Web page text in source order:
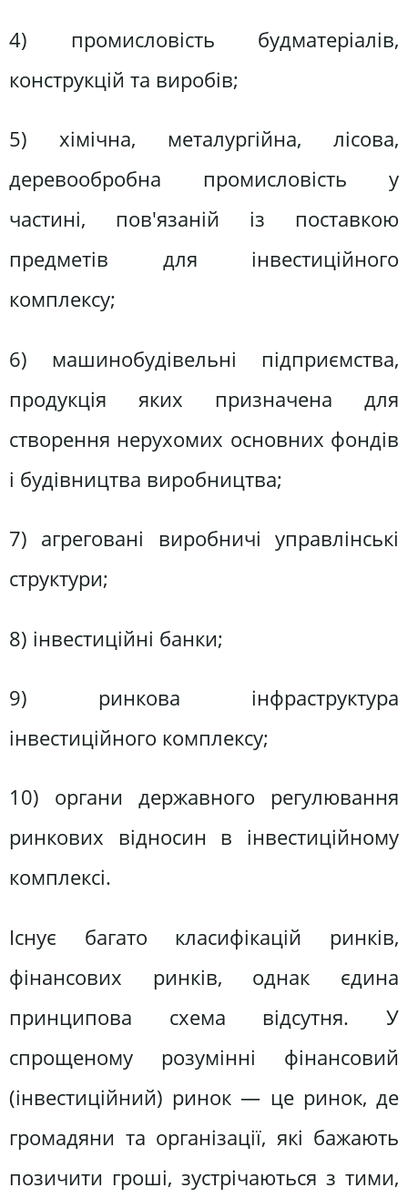
4) промисловість будматеріалів,
конструкцій та виробів;
5) хімічна, металургійна, лісова,
деревообробна промисловість у
частині, пов'язаній із поставкою
предметів для інвестиційного
комплексу;
6) машинобудівельні підприємства,
продукція яких призначена для
створення нерухомих основних фондів
і будівництва виробництва;
7) агреговані виробничі управлінські
структури;
8) інвестиційні банки;
9) ринкова інфраструктура
інвестиційного комплексу;
10) органи державного регулювання
ринкових відносин в інвестиційному
комплексі.
Існує багато класифікацій ринків,
фінансових ринків, однак єдина
принципова схема відсутня. У
спрощеному розумінні фінансовий
(інвестиційний) ринок — це ринок, де
громадяни та організації, які бажають
позичити гроші, зустрічаються з тими,